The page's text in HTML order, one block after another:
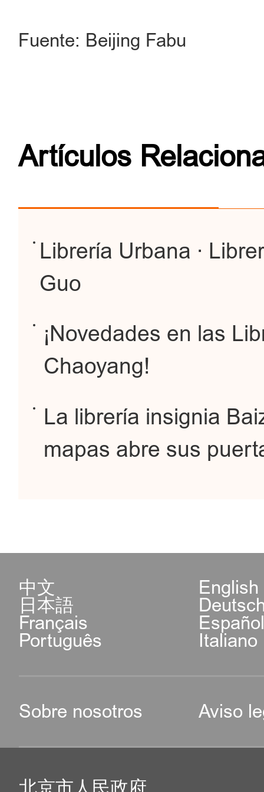
Fuente: Beijing Fabu
Artículos
Librería Urbana ·
Guo
¡Novedades en las
Chaoyang!
La librería insignia
mapas abre sus
中文 English
日本語
Français
Português Italiano
Sobre nosotros Aviso
北京市人民政府